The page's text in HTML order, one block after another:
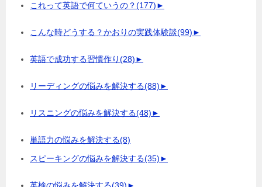
これって英語で何ていうの？(177)►
こんな時どうする？かおりの実践体験談(99)►
英語で成功する習慣作り(28)►
リーディングの悩みを解決する(88)►
リスニングの悩みを解決する(48)►
単語力の悩みを解決する(8)
スピーキングの悩みを解決する(35)►